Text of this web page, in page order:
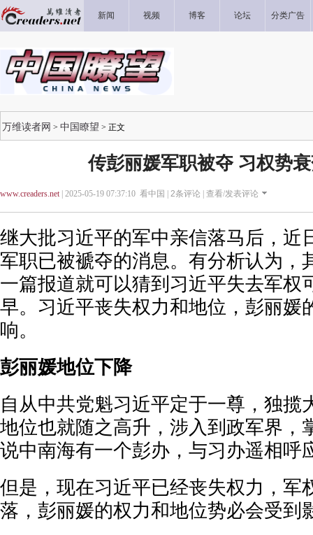
新闻 视频 博客 论坛 分类广告
万维读者网 > 中国瞭望 > 正文
传彭丽媛军职被夺 习权势
www.creaders.net| 2025-05-19 07:37:10 看中国 | 2条评论 | 查看/发表评论
继大批习近平的军中亲信落马后，近
军职已被褫夺的消息。有分析认为，
一篇报道就可以猜到习近平失去军权
早。习近平丧失权力和地位，彭丽媛
响。
彭丽媛地位下降
自从中共党魁习近平定于一尊，独揽
地位也就随之高升，涉入到政军界，
说中南海有一个彭办，与习办遥相呼
但是，现在习近平已经丧失权力，军
落，彭丽媛的权力和地位势必会受到